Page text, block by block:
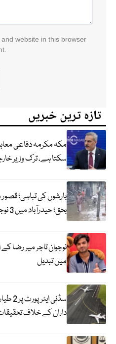
website in this browser
تازہ ترین خبریں
مکہ مکرمہ دفاعی
سکتا ہے، ترک وزیر
بحق؛ حیدرآباد میں 3 نوجوان ڈوب گئے
نوجوان تاجر میر رضا
میں تبدیل
سڈنی
داران کے خلاف